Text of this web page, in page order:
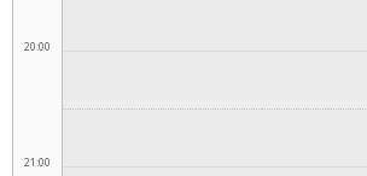
20:00
21:00